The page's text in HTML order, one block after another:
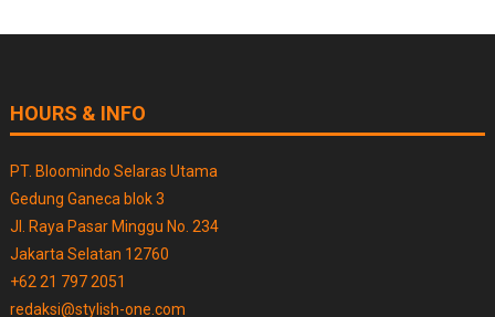
HOURS & INFO
PT. Bloomindo Selaras Utama
Gedung Ganeca blok 3
Jl. Raya Pasar Minggu No. 234
Jakarta Selatan 12760
+62 21 797 2051
redaksi@stylish-one.com